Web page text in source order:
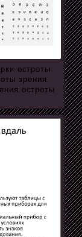
остроты
зрения.
остроты